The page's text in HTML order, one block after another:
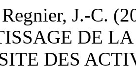
J.-C.
DE
DES